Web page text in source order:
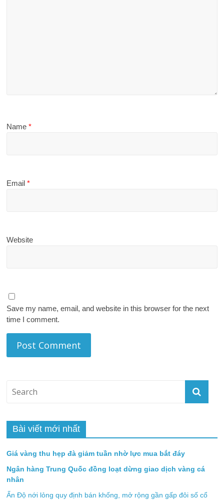
Name*
Email*
Website
Save my name, email, and website in this browser for the next
time I comment.
Bài viết mới nhất
Giá vàng thu hẹp đà giảm tuần nhờ lực mua bắt đáy
Ngân hàng Trung Quốc đồng loạt dừng giao dịch vàng cá
nhân
Ấn Độ nới lỏng quy định bán khống, mở rộng gần gấp đôi số cổ